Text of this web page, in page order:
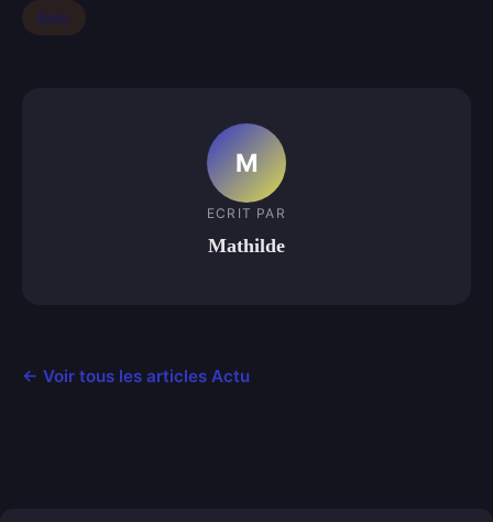
Actu
M
ECRIT PAR
Mathilde
← Voir tous les articles Actu